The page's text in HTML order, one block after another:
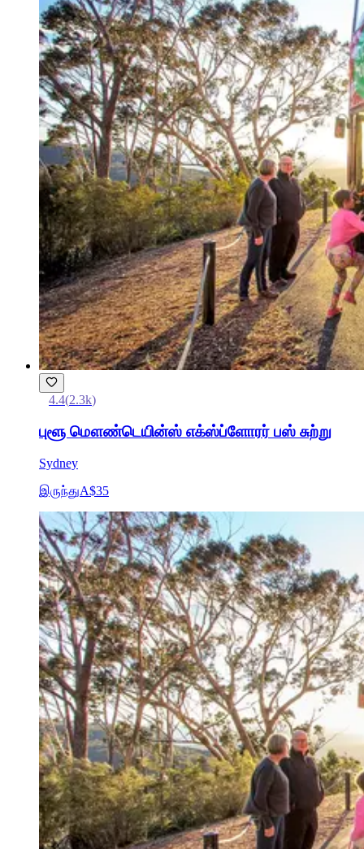
4.4(2.3k)
புளூ மௌண்டெயின்ஸ் எக்ஸ்ப்ளோரர் பஸ் சுற்று
Sydney
இருந்துA$35